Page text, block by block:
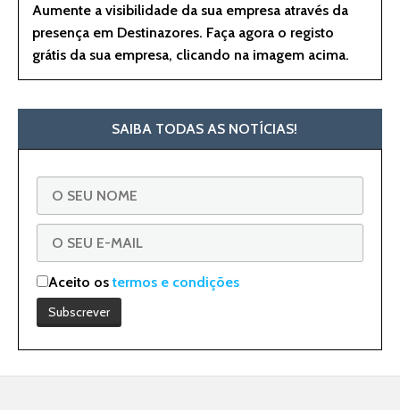
Aumente a visibilidade da sua empresa através da
presença em Destinazores. Faça agora o registo
grátis da sua empresa, clicando na imagem acima.
SAIBA TODAS AS NOTÍCIAS!
Aceito ostermos e condições